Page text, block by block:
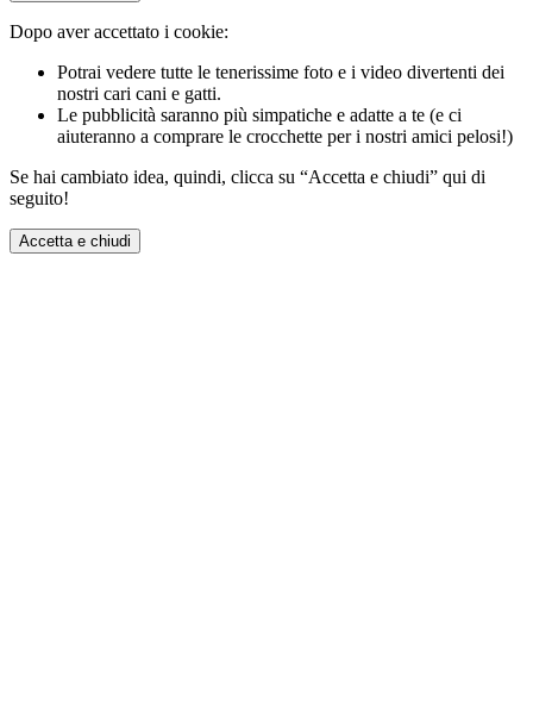
Dopo aver accettato i cookie:
Potrai vedere tutte le tenerissime foto e i video divertenti dei
nostri cari cani e gatti.
Le pubblicità saranno più simpatiche e adatte a te (e ci
aiuteranno a comprare le crocchette per i nostri amici pelosi!)
Se hai cambiato idea, quindi, clicca su “Accetta e chiudi” qui di
seguito!
Accetta e chiudi